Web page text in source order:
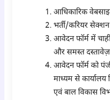
आधिकारिक
भर्ती/करियर
आवेदन फॉर्म में
और समस्त
आवेदन फॉर्म को
माध्यम से कार्यालय
एवं बाल विकास